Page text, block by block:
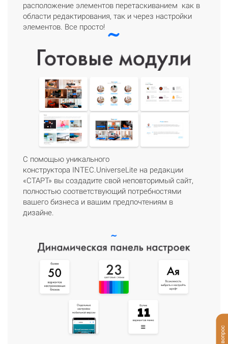
расположение элементов перетаскиванием как в
области редактирования, так и через настройки
элементов. Все просто!
С помощью уникального
конструктора INTEC.UniverseLite на редакции
«СТАРТ» вы создадите свой неповторимый сайт,
полностью соответствующий потребностями
вашего бизнеса и вашим предпочтениям в
дизайне.